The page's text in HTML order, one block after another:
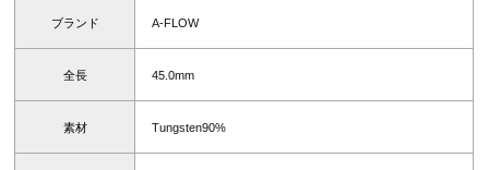
ブランド A-FLOW
全長 45.0mm
素材 Tungsten90%